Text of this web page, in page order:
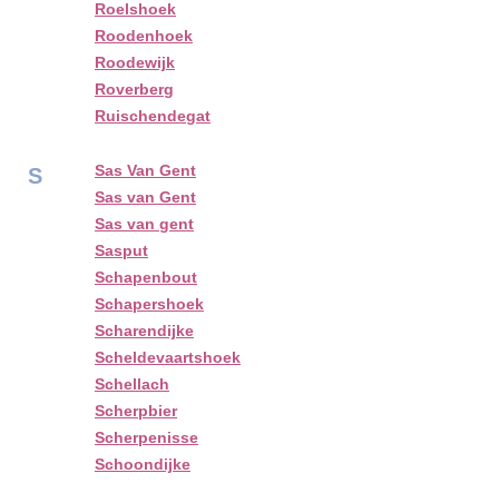
Roelshoek
Roodenhoek
Roodewijk
Roverberg
Ruischendegat
S
Sas Van Gent
Sas van Gent
Sas van gent
Sasput
Schapenbout
Schapershoek
Scharendijke
Scheldevaartshoek
Schellach
Scherpbier
Scherpenisse
Schoondijke